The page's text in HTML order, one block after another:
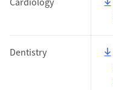
Dentistry